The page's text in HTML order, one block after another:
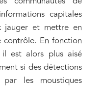
capitales
jauger et mettre en
contrôle. En fonction
il est alors plus aisé
si des détections
par les moustiques